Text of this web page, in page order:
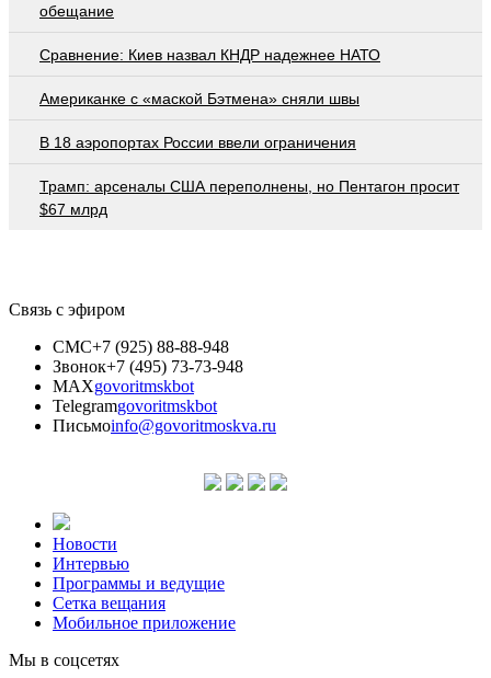
обещание
Сравнение: Киев назвал КНДР надежнее НАТО
Американке с «маской Бэтмена» сняли швы
В 18 аэропортах России ввели ограничения
Трамп: арсеналы США переполнены, но Пентагон просит
$67 млрд
Связь с эфиром
СМС+7 (925) 88-88-948
Звонок+7 (495) 73-73-948
MAXgovoritmskbot
Telegramgovoritmskbot
Письмоinfo@govoritmoskva.ru
Новости
Интервью
Программы и ведущие
Сетка вещания
Мобильное приложение
Мы в соцсетях